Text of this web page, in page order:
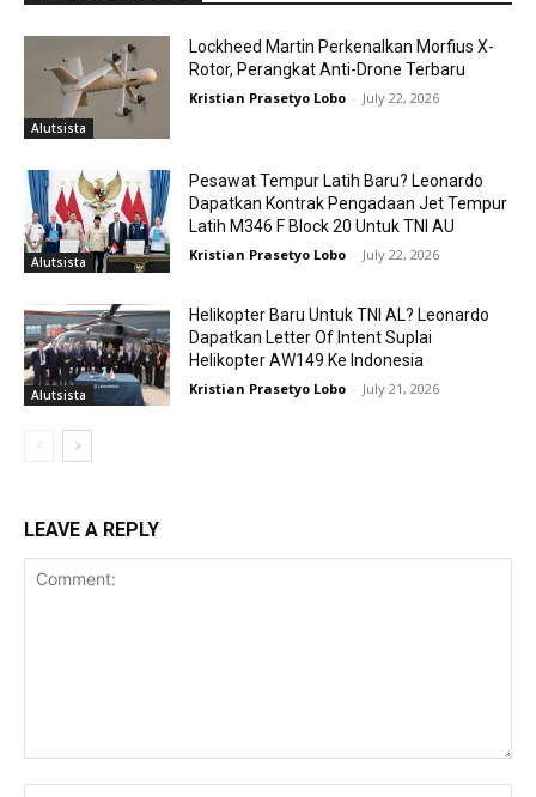
Alutsista
Lockheed Martin Perkenalkan Morfius X-
Rotor, Perangkat Anti-Drone Terbaru
Kristian Prasetyo Lobo - July 22, 2026
Alutsista
Pesawat Tempur Latih Baru? Leonardo
Dapatkan Kontrak Pengadaan Jet Tempur
Latih M346 F Block 20 Untuk TNI AU
Kristian Prasetyo Lobo - July 22, 2026
Alutsista
Helikopter Baru Untuk TNI AL? Leonardo
Dapatkan Letter Of Intent Suplai
Helikopter AW149 Ke Indonesia
Kristian Prasetyo Lobo - July 21, 2026
LEAVE A REPLY